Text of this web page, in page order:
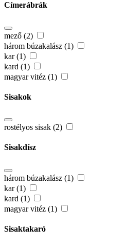
Címerábrák
mező (2)
három búzakalász (1)
kar (1)
kard (1)
magyar vitéz (1)
Sisakok
rostélyos sisak (2)
Sisakdísz
három búzakalász (1)
kar (1)
kard (1)
magyar vitéz (1)
Sisaktakaró